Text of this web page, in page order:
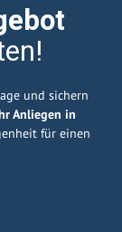
und sichern
Anliegen in
für einen